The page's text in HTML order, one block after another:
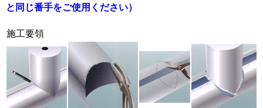
と同じ番手をご使用ください）
施工要領